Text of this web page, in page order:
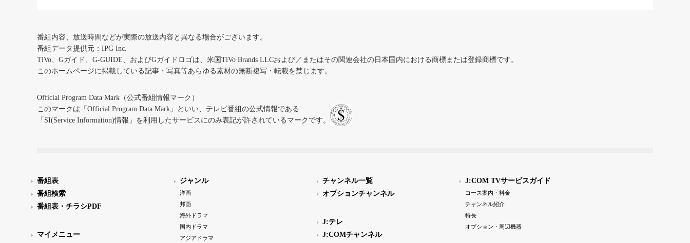
番組内容、放送時間などが実際の放送内容と異なる場合がございます。
番組データ提供元：IPG Inc.
TiVo、Gガイド、G-GUIDE、およびGガイドロゴは、米国TiVo Brands LLCおよび／またはその関連会社の日本国内における商標または登録商標です。
このホームページに掲載している記事・写真等あらゆる素材の無断複写・転載を禁じます。
Official Program Data Mark（公式番組情報マーク）
このマークは「Official Program Data Mark」といい、テレビ番組の公式情報である
「SI(Service Information)情報」を利用したサービスにのみ表記が許されているマークです。
番組表
番組検索
番組表・チラシPDF
マイメニュー
ジャンル
洋画
邦画
海外ドラマ
国内ドラマ
アジアドラマ
チャンネル一覧
オプションチャンネル
J:テレ
J:COMチャンネル
J:COM TVサービスガイド
コース案内・料金
チャンネル紹介
特長
オプション・周辺機器